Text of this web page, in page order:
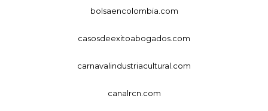
bolsaencolombia.com
casosdeexitoabogados.com
carnavalindustriacultural.com
canalrcn.com